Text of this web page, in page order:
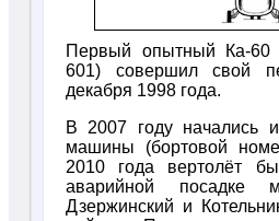
Первый опытный Ка-60
601) совершил свой
декабря 1998 года.
В 2007 году начались
машины (бортовой
2010 года вертолёт
аварийной посадке
Дзержинский и